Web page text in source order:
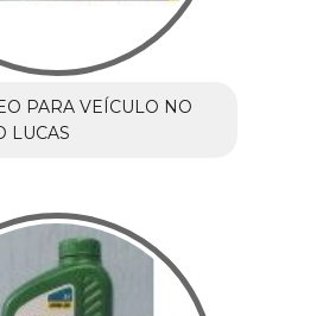
PARA VEÍCULO NO
LUCAS